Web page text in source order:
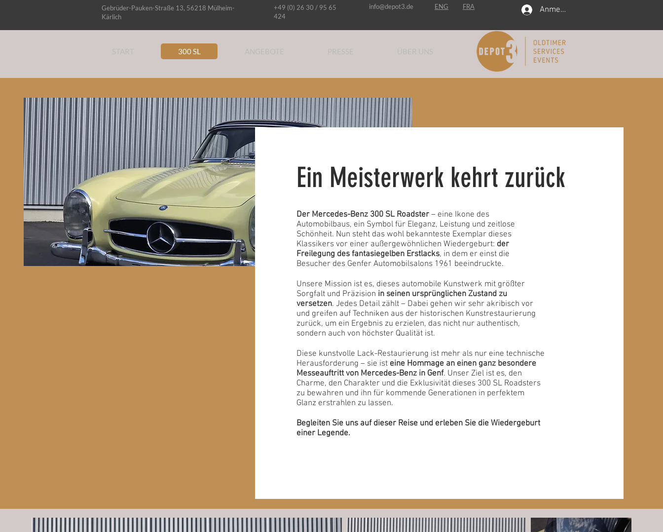
Gebrüder-Pauken-Straße 13, 56218 Mülheim-
Kärlich
+49 (0) 26 30 / 95 65
424
info@depot3.de ENG FRA Anmelden
300 SL
Ein Meisterwerk kehrt zurück
Der Mercedes-Benz 300 SL Roadster– eine Ikone des
Automobilbaus, ein Symbol für Eleganz, Leistung und zeitlose
Schönheit. Nun steht das wohl bekannteste Exemplar dieses
Klassikers vor einer außergewöhnlichen Wiedergeburt: der
Freilegung des fantasiegelben Erstlacks, in dem er einst die
Besucher des Genfer Automobilsalons 1961 beeindruckte.
Unsere Mission ist es, dieses automobile Kunstwerk mit größter
Sorgfalt und Präzision in seinen ursprünglichen Zustand zu
versetzen. Jedes Detail zählt – Dabei gehen wir sehr akribisch vor
und greifen auf Techniken aus der historischen Kunstrestaurierung
zurück, um ein Ergebnis zu erzielen, das nicht nur authentisch,
sondern auch von höchster Qualität ist.
Diese kunstvolle Lack-Restaurierung ist mehr als nur eine technische
Herausforderung – sie ist eine Hommage an einen ganz besondere
Messeauftritt von Mercedes-Benz in Genf. Unser Ziel ist es, den
Charme, den Charakter und die Exklusivität dieses 300 SL Roadsters
zu bewahren und ihn für kommende Generationen in perfektem
Glanz erstrahlen zu lassen.
Begleiten Sie uns auf dieser Reise und erleben Sie die Wiedergeburt
einer Legende.